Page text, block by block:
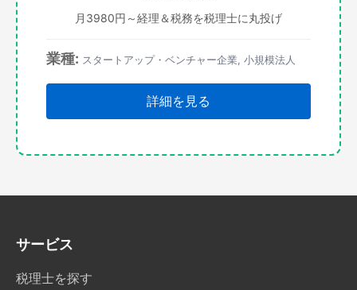
月3980円～経理＆税務を税理士に丸投げ
業種: スタートアップ・ベンチャー企業, 小規模法人
詳細を見る
サービス
税理士を探す